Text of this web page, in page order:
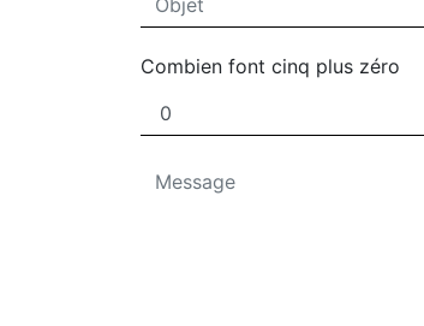
Combien font cinq plus zéro